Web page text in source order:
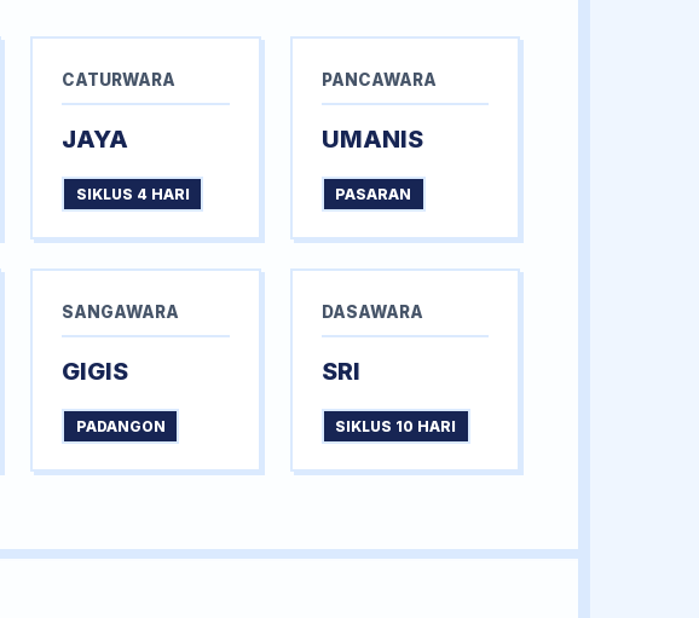
CATURWARA
JAYA
SIKLUS 4 HARI
PANCAWARA
UMANIS
PASARAN
SANGAWARA
GIGIS
PADANGON
DASAWARA
SRI
SIKLUS 10 HARI